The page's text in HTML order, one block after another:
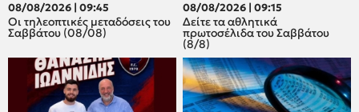
08/08/2026 | 09:45
Οι τηλεοπτικές μεταδόσεις του
Σαββάτου (08/08)
08/08/2026 | 09:15
Δείτε τα αθλητικά
πρωτοσέλιδα του Σαββάτου
(8/8)